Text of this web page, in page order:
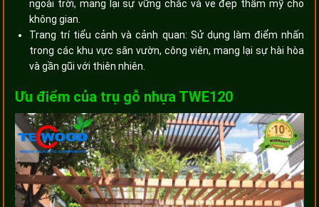
ngoài trời, mang lại sự vững chắc và vẻ đẹp thẩm mỹ cho
không gian.
Trang trí tiểu cảnh và cảnh quan: Sử dụng làm điểm nhấn
trong các khu vực sân vườn, công viên, mang lại sự hài hòa
và gần gũi với thiên nhiên.
Ưu điểm của trụ gỗ nhựa TWE120